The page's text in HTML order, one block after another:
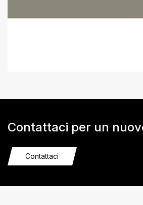
Contattaci per un
Contattaci